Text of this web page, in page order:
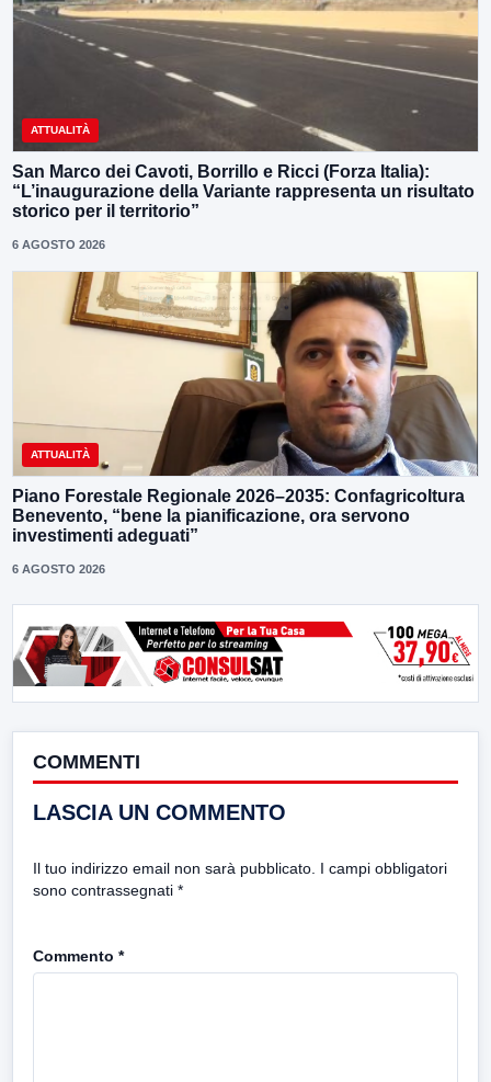
ATTUALITÀ
San Marco dei Cavoti, Borrillo e Ricci (Forza Italia):
“L’inaugurazione della Variante rappresenta un risultato
storico per il territorio”
6 AGOSTO 2026
ATTUALITÀ
Piano Forestale Regionale 2026–2035: Confagricoltura
Benevento, “bene la pianificazione, ora servono
investimenti adeguati”
6 AGOSTO 2026
COMMENTI
LASCIA UN COMMENTO
Il tuo indirizzo email non sarà pubblicato. I campi obbligatori
sono contrassegnati *
Commento *